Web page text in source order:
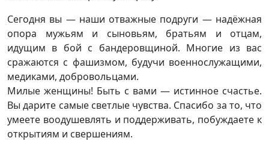
Сегодня вы — наши отважные подруги — надёжная
опора мужьям и сыновьям, братьям и отцам,
идущим в бой с бандеровщиной. Многие из вас
сражаются с фашизмом, будучи военнослужащими,
медиками, добровольцами.
Милые женщины! Быть с вами — истинное счастье.
Вы дарите самые светлые чувства. Спасибо за то, что
умеете воодушевлять и поддерживать, побуждаете к
открытиям и свершениям.